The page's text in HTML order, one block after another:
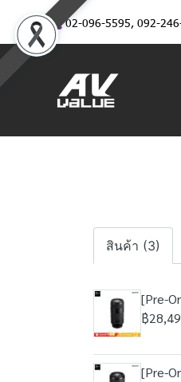
02-096-5595, 092-
สินค้า (3)
[Pre-
฿
[Pre-